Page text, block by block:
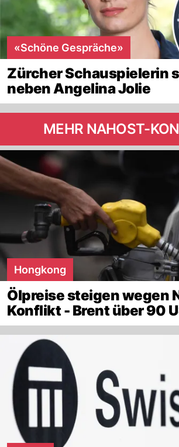
«Schöne Gespräche»
Zürcher Schauspielerin
neben Angelina Jolie
MEHR NAHOST-
Hongkong
Ölpreise steigen wegen
Konflikt - Brent über 90